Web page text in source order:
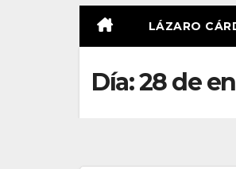
LÁZARO
Día:28 de